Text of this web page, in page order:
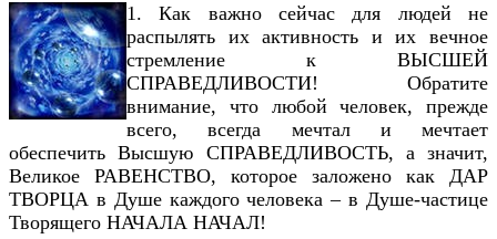
1. Как важно сейчас для людей не
распылять их активность и их вечное
стремление к ВЫСШЕЙ
СПРАВЕДЛИВОСТИ! Обратите
внимание, что любой человек, прежде
всего, всегда мечтал и мечтает
обеспечить Высшую СПРАВЕДЛИВОСТЬ, а значит,
Великое РАВЕНСТВО, которое заложено как ДАР
ТВОРЦА в Душе каждого человека – в Душе-частице
Творящего НАЧАЛА НАЧАЛ!